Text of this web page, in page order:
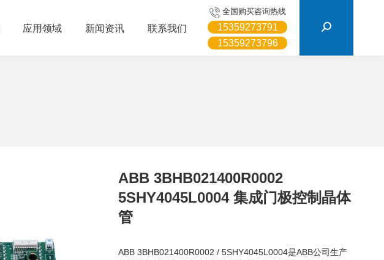
应用领域 新闻资讯 联系我们
全国购买咨询热线
15359273791
15359273796
ABB 3BHB021400R0002
5SHY4045L0004 集成门极控制晶体
管
ABB 3BHB021400R0002 / 5SHY4045L0004是ABB公司生产